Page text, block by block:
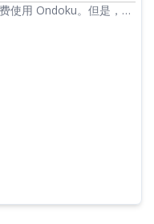
使用 Ondoku。但是，免